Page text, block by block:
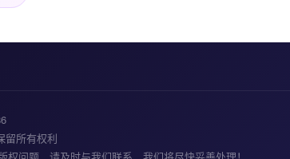
留所有权利